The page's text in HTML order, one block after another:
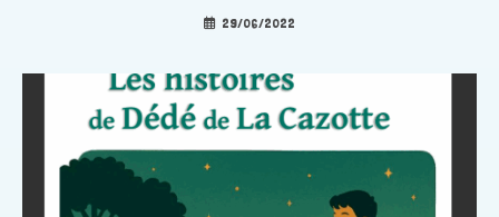
29/06/2022